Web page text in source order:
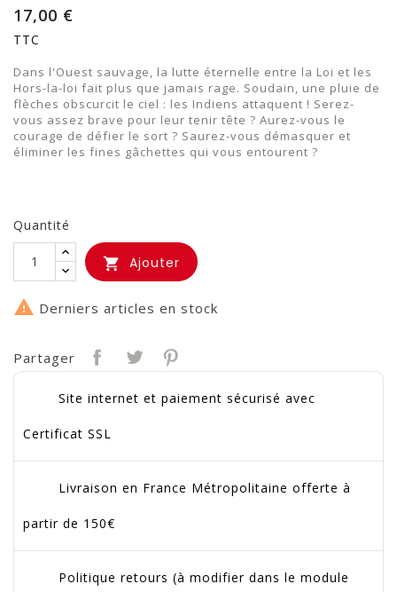
17,00 €
TTC
Dans l'Ouest sauvage, la lutte éternelle entre la Loi et les
Hors-la-loi fait plus que jamais rage. Soudain, une pluie de
flèches obscurcit le ciel : les Indiens attaquent ! Serez-
vous assez brave pour leur tenir tête ? Aurez-vous le
courage de défier le sort ? Saurez-vous démasquer et
éliminer les fines gâchettes qui vous entourent ?
Quantité
 Ajouter
 Derniers articles en stock
Partager
Site internet et paiement sécurisé avec
Certificat SSL
Livraison en France Métropolitaine offerte à
partir de 150€
Politique retours (à modifier dans le module